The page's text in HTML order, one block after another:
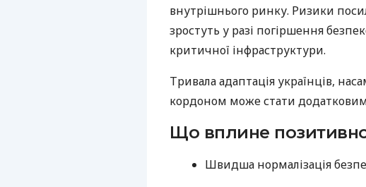
внутрішнього ринку. Ризики
зростуть у разі погіршення
критичної інфраструктури.
Тривала адаптація українців,
кордоном може стати
Що вплине
Швидша нормалізація